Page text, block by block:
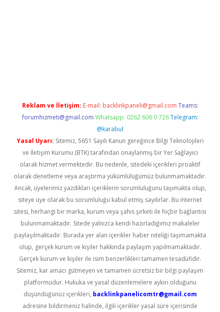
Reklam ve İletişim: E-mail: backlinkpaneli@gmail.com Teams:
forumhizmeti@gmail.com Whatsapp: 0262 606 0 726 Telegram:
@karabul
Yasal Uyarı: Sitemiz, 5651 Sayılı Kanun gereğince Bilgi Teknolojileri
ve İletişim Kurumu (BTK) tarafından onaylanmış bir Yer Sağlayıcı
olarak hizmet vermektedir. Bu nedenle, sitedeki içerikleri proaktif
olarak denetleme veya araştırma yükümlülüğümüz bulunmamaktadır.
Ancak, üyelerimiz yazdıkları içeriklerin sorumluluğunu taşımakta olup,
siteye üye olarak bu sorumluluğu kabul etmiş sayılırlar. Bu internet
sitesi, herhangi bir marka, kurum veya şahıs şirketi ile hiçbir bağlantısı
bulunmamaktadır. Sitede yalnızca kendi hazırladığımız makaleler
paylaşılmaktadır. Burada yer alan içerikler haber niteliği taşımamakta
olup, gerçek kurum ve kişiler hakkında paylaşım yapılmamaktadır.
Gerçek kurum ve kişiler ile isim benzerlikleri tamamen tesadüfidir.
Sitemiz, kar amacı gütmeyen ve tamamen ücretsiz bir bilgi paylaşım
platformudur. Hukuka ve yasal düzenlemelere aykırı olduğunu
düşündüğünüz içerikleri, backlinkpanelicomtr@gmail.com
adresine bildirmeniz halinde, ilgili içerikler yasal süre içerisinde